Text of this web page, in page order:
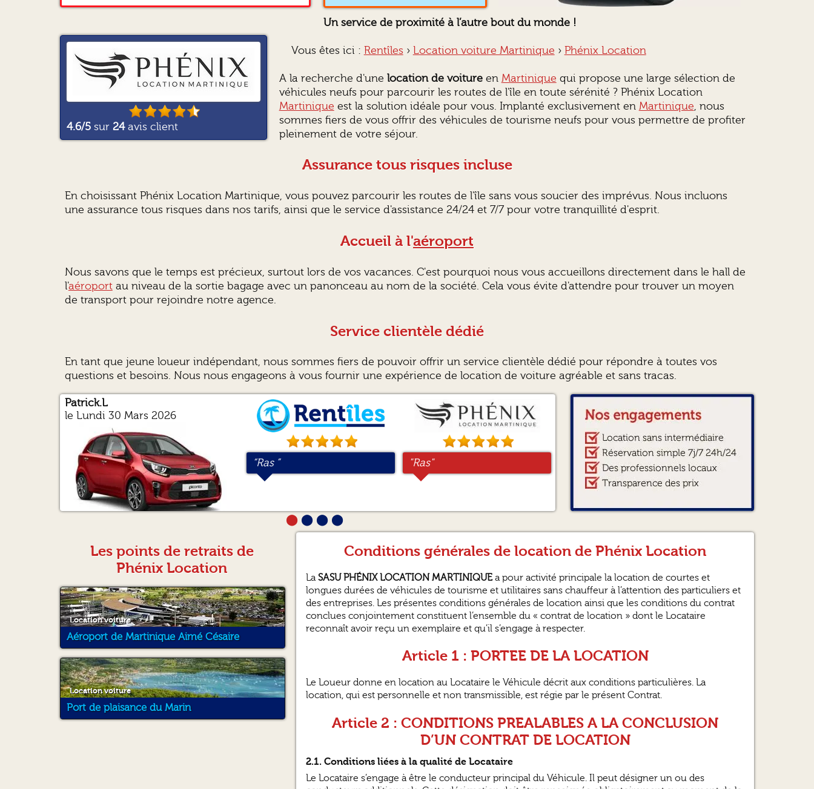
Un service de proximité à l’autre bout du monde !
4.6/5sur 24 avis client
Vous êtes ici : Rentîles › Location voiture Martinique › Phénix Location
A la recherche d'une location de voitureen Martinique qui propose une large sélection de
véhicules neufs pour parcourir les routes de l'île en toute sérénité ? Phénix Location
Martinique est la solution idéale pour vous. Implanté exclusivement en Martinique, nous
sommes fiers de vous offrir des véhicules de tourisme neufs pour vous permettre de profiter
pleinement de votre séjour.
Assurance tous risques incluse
En choisissant Phénix Location Martinique, vous pouvez parcourir les routes de l'île sans vous soucier des imprévus. Nous incluons
une assurance tous risques dans nos tarifs, ainsi que le service d'assistance 24/24 et 7/7 pour votre tranquillité d'esprit.
Accueil à l'aéroport
Nous savons que le temps est précieux, surtout lors de vos vacances. C'est pourquoi nous vous accueillons directement dans le hall de
l'aéroportau niveau de la sortie bagage avec un panonceau au nom de la société. Cela vous évite d'attendre pour trouver un moyen
de transport pour rejoindre notre agence.
Service clientèle dédié
En tant que jeune loueur indépendant, nous sommes fiers de pouvoir offrir un service clientèle dédié pour répondre à toutes vos
questions et besoins. Nous nous engageons à vous fournir une expérience de location de voiture agréable et sans tracas.
Patrick.L
le Lundi 30 Mars 2026
“Ras ” "Ras"
Pascal.D
“Très bien ”
"Très bien accueil et
retour à l'aéroport super."
Daniel.E
“Top” "Top"
Yvon.H
“ça fait plusieurs année
que je réserve des
simple et efficace”
"Le séjour avec la voiture
c'est bien passé, les
La caution de la voiture a
jour de la prise de la
n'ai pas eu de problème."
⬤ ⬤ ⬤ ⬤
Les points de retraits de
Phénix Location
Location voiture
Aéroport de Martinique Aimé Césaire
Location voiture
Port de plaisance du Marin
Conditions générales de location de Phénix Location
LaSASU PHÉNIX LOCATION MARTINIQUEa pour activité principale la location de courtes et
longues durées de véhicules de tourisme et utilitaires sans chauffeur à l’attention des particuliers et
des entreprises. Les présentes conditions générales de location ainsi que les conditions du contrat
conclues conjointement constituent l’ensemble du « contrat de location » dont le Locataire
reconnaît avoir reçu un exemplaire et qu’il s’engage à respecter.
Article 1 : PORTEE DE LA LOCATION
Le Loueur donne en location au Locataire le Véhicule décrit aux conditions particulières. La
location, qui est personnelle et non transmissible, est régie par le présent Contrat.
Article 2 : CONDITIONS PREALABLES A LA CONCLUSION
D’UN CONTRAT DE LOCATION
2.1. Conditions liées à la qualité de Locataire
Le Locataire s’engage à être le conducteur principal du Véhicule. Il peut désigner un ou des